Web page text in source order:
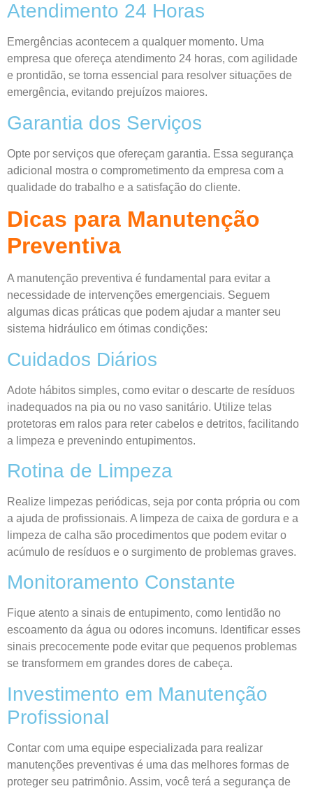
Atendimento 24 Horas
Emergências acontecem a qualquer momento. Uma
empresa que ofereça atendimento 24 horas, com agilidade
e prontidão, se torna essencial para resolver situações de
emergência, evitando prejuízos maiores.
Garantia dos Serviços
Opte por serviços que ofereçam garantia. Essa segurança
adicional mostra o comprometimento da empresa com a
qualidade do trabalho e a satisfação do cliente.
Dicas para Manutenção
Preventiva
A manutenção preventiva é fundamental para evitar a
necessidade de intervenções emergenciais. Seguem
algumas dicas práticas que podem ajudar a manter seu
sistema hidráulico em ótimas condições:
Cuidados Diários
Adote hábitos simples, como evitar o descarte de resíduos
inadequados na pia ou no vaso sanitário. Utilize telas
protetoras em ralos para reter cabelos e detritos, facilitando
a limpeza e prevenindo entupimentos.
Rotina de Limpeza
Realize limpezas periódicas, seja por conta própria ou com
a ajuda de profissionais. A limpeza de caixa de gordura e a
limpeza de calha são procedimentos que podem evitar o
acúmulo de resíduos e o surgimento de problemas graves.
Monitoramento Constante
Fique atento a sinais de entupimento, como lentidão no
escoamento da água ou odores incomuns. Identificar esses
sinais precocemente pode evitar que pequenos problemas
se transformem em grandes dores de cabeça.
Investimento em Manutenção
Profissional
Contar com uma equipe especializada para realizar
manutenções preventivas é uma das melhores formas de
proteger seu patrimônio. Assim, você terá a segurança de